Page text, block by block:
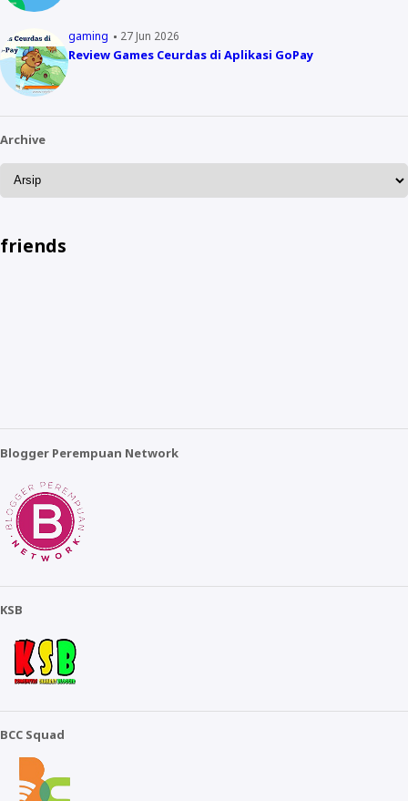
gaming 27 Jun 2026
Review Games Ceurdas di Aplikasi GoPay
Archive
friends
Blogger Perempuan Network
KSB
BCC Squad